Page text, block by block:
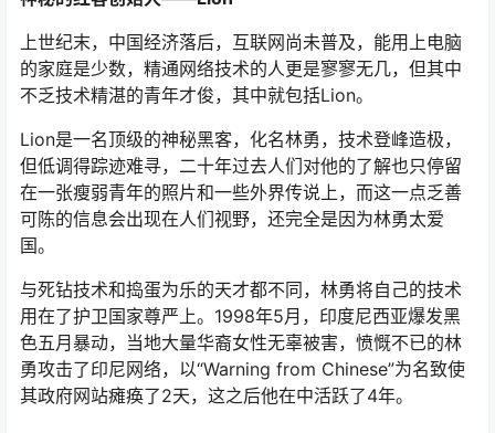
上世纪末，中国经济落后，互联网尚未普及，能用上电脑
的家庭是少数，精通网络技术的人更是寥寥无几，但其中
Lion是一名顶级的神秘黑客，化名林勇，技术登峰造极，
但低调得踪迹难寻，二十年过去人们对他的了解也只停留
在一张瘦弱青年的照片和一些外界传说上，而这一点乏善
可陈的信息会出现在人们视野，还完全是因为林勇太爱
与死钻技术和捣蛋为乐的天才都不同，林勇将自己的技术
用在了护卫国家尊严上。1998年5月，印度尼西亚爆发黑
色五月暴动，当地大量华裔女性无辜被害，愤慨不已的林
勇攻击了印尼网络，以“Warning from Chinese”为名致使